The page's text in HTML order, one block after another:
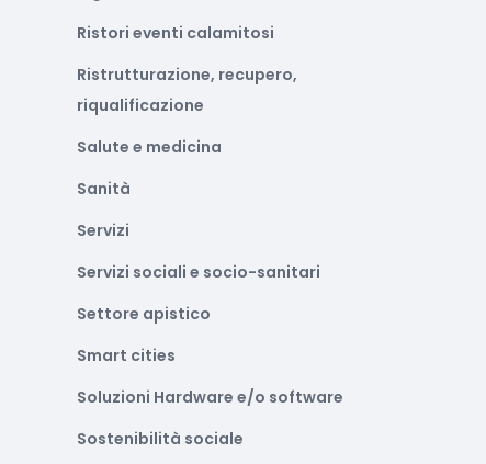
Ristori eventi calamitosi
Ristrutturazione, recupero,
riqualificazione
Salute e medicina
Sanità
Servizi
Servizi sociali e socio-sanitari
Settore apistico
Smart cities
Soluzioni Hardware e/o software
Sostenibilità sociale